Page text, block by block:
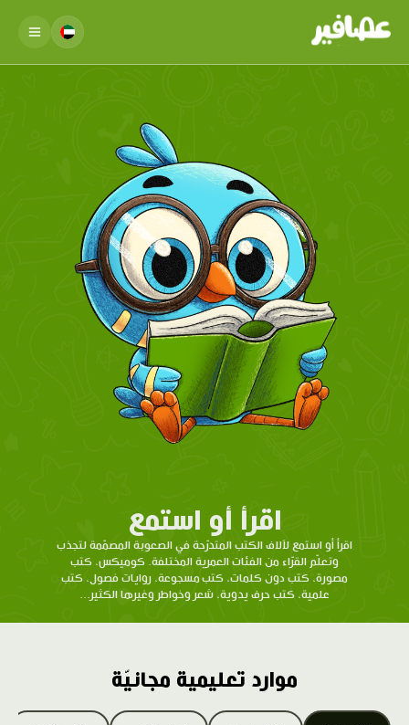
اقرأ أو استمع
اقرأ أو استمع لآلاف الكتب المتدرّحة في الصعوبة المصمّمة لتجذب
وتعلّم القرّاء من الفئات العمرية المختلفة. كوميكس، كتب
مصورة، كتب دون كلمات، كتب مسجوعة، روايات فصول، كتب
علمية، كتب حرف يدوية، شعر وخواطر وغيرها الكثير...
موارد تعليمية مجانيّة